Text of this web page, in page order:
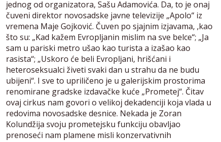
jednog od organizatora, Sašu Adamovića. Da, to je onaj
čuveni direktor novosadske javne televizije „Apolo“ iz
vremena Maje Gojković. Čuven po sjajnim izjavama, ,kao
što su: „Kad kažem Evropljanin mislim na sve belce“; „Ja
sam u pariski metro ušao kao turista a izašao kao
rasista“; „Uskoro će beli Evropljani, hrišćani i
heteroseksualci živeti svaki dan u strahu da ne budu
ubijeni“. I sve to upriličeno je u galerijskim prostorima
renomirane gradske izdavačke kuće „Prometej“. Čitav
ovaj cirkus nam govori o velikoj dekadenciji koja vlada u
redovima novosadske desnice. Nekada je Zoran
Kolundžija svoju prometejsku funkciju obavljao
prenoseći nam plamene misli konzervativnih